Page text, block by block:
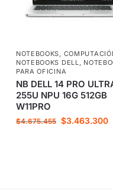
NOTEBOOKS,
NOTEBOOKS DELL,
PARA OFICINA
NB DELL 14 PRO
255U NPU 16G 512GB
W11PRO
$4.675.455 $3.463.300